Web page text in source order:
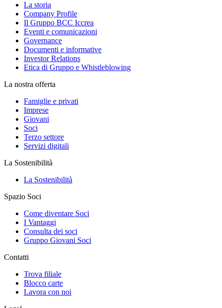
La storia
Company Profile
Il Gruppo BCC Iccrea
Eventi e comunicazioni
Governance
Documenti e informative
Investor Relations
Etica di Gruppo e Whistleblowing
La nostra offerta
Famiglie e privati
Imprese
Giovani
Soci
Terzo settore
Servizi digitali
La Sostenibilità
La Sostenibilità
Spazio Soci
Come diventare Soci
I Vantaggi
Consulta dei soci
Gruppo Giovani Soci
Contatti
Trova filiale
Blocco carte
Lavora con noi